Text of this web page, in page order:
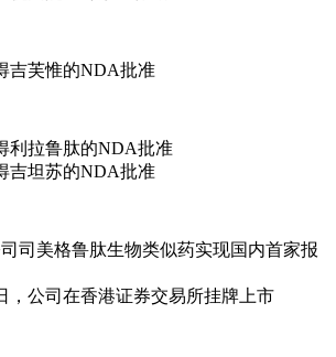
吉芙惟的NDA批准
利拉鲁肽的NDA批准
吉坦苏的NDA批准
司美格鲁肽生物类似药实现国内首家报
，公司在香港证券交易所挂牌上市